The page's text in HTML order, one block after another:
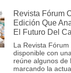
Revista Fórum
Edición Que
El Futuro Del
La Revista
disponible con
reúne algunos de
marcando la